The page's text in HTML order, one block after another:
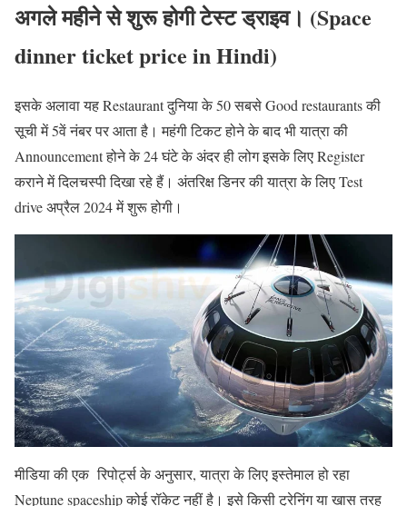
अगले महीने से शुरू होगी टेस्ट ड्राइव। (Space
dinner ticket price in Hindi)
इसके अलावा यह Restaurant दुनिया के 50 सबसे Good restaurants की
सूची में 5वें नंबर पर आता है। महंगी टिकट होने के बाद भी यात्रा की
Announcement होने के 24 घंटे के अंदर ही लोग इसके लिए Register
कराने में दिलचस्पी दिखा रहे हैं। अंतरिक्ष डिनर की यात्रा के लिए Test
drive अप्रैल 2024 में शुरू होगी।
मीडिया की एक रिपोर्ट्स के अनुसार, यात्रा के लिए इस्तेमाल हो रहा
Neptune spaceship कोई रॉकेट नहीं है। इसे किसी ट्रेनिंग या खास तरह